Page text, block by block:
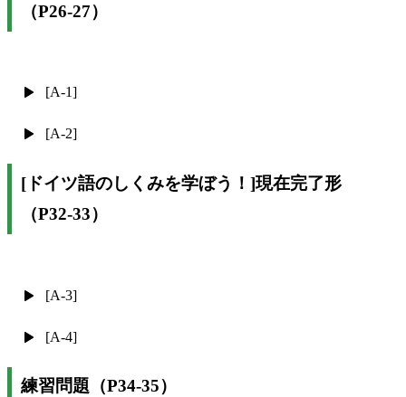
（P26-27）
[A-1]
[A-2]
[ドイツ語のしくみを学ぼう！]現在完了形
（P32-33）
[A-3]
[A-4]
練習問題（P34-35）